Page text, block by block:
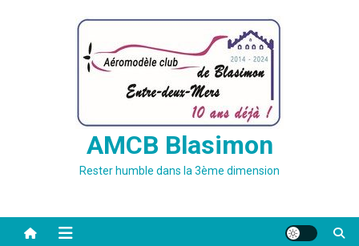
AMCB Blasimon
Rester humble dans la 3ème dimension